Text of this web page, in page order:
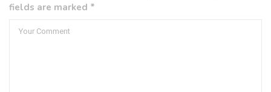
fields are marked *